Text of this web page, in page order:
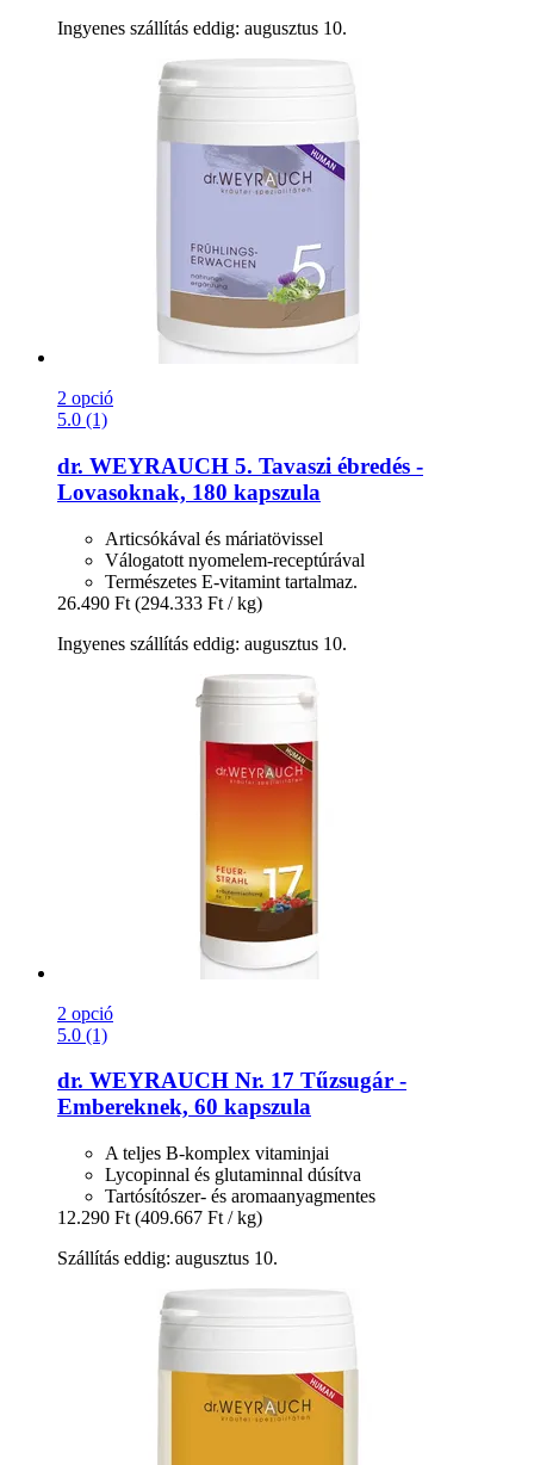
Ingyenes szállítás eddig: augusztus 10.
2 opció
5.0 (1)
dr. WEYRAUCH 5. Tavaszi ébredés -​
Lovasoknak, 180 kapszula
Articsókával és máriatövissel
Válogatott nyomelem-receptúrával
Természetes E-vitamint tartalmaz.
26.490 Ft (294.333 Ft / kg)
Ingyenes szállítás eddig: augusztus 10.
2 opció
5.0 (1)
dr. WEYRAUCH Nr. 17 Tűzsugár -​
Embereknek, 60 kapszula
A teljes B-komplex vitaminjai
Lycopinnal és glutaminnal dúsítva
Tartósítószer- és aromaanyagmentes
12.290 Ft (409.667 Ft / kg)
Szállítás eddig: augusztus 10.